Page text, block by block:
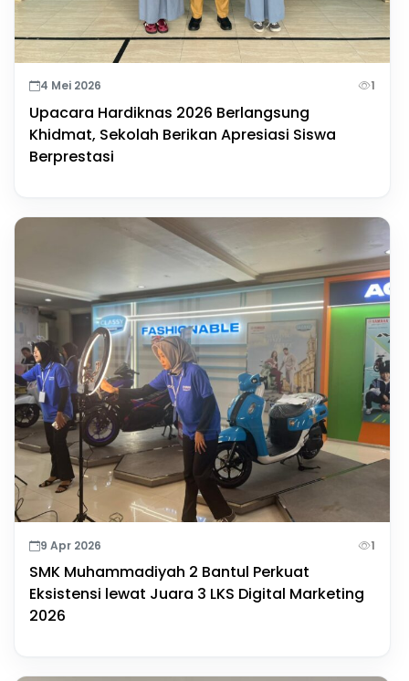
4 Mei 2026 1
Upacara Hardiknas 2026 Berlangsung
Khidmat, Sekolah Berikan Apresiasi Siswa
Berprestasi
9 Apr 2026 1
SMK Muhammadiyah 2 Bantul Perkuat
Eksistensi lewat Juara 3 LKS Digital Marketing
2026